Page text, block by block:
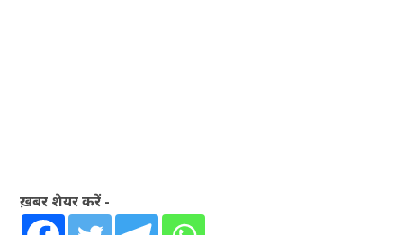
ख़बर शेयर करें -